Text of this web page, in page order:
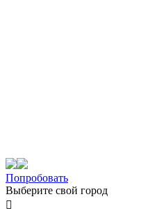
Попробовать
Выберите свой город
